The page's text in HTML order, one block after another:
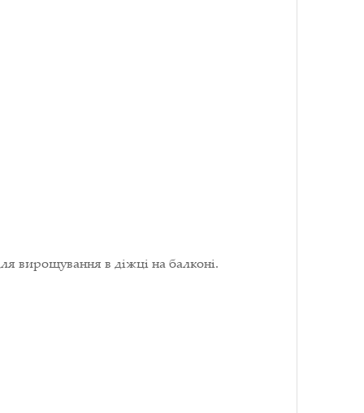
вирощування в діжці на балконі.